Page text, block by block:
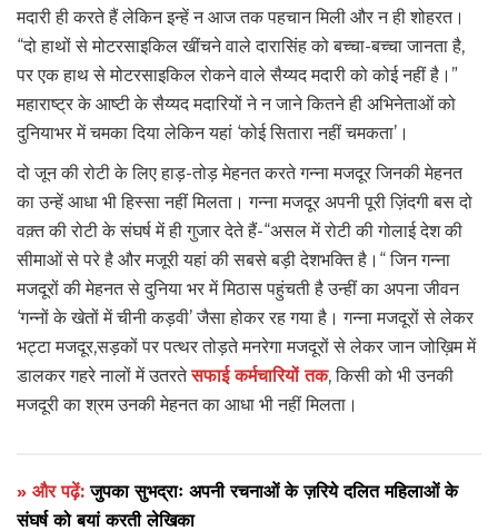
मदारी ही करते हैं लेकिन इन्हें न आज तक पहचान मिली और न ही शोहरत।
“दो हाथों से मोटरसाइकिल खींचने वाले दारासिंह को बच्चा-बच्चा जानता है,
पर एक हाथ से मोटरसाइकिल रोकने वाले सैय्यद मदारी को कोई नहीं है।”
महाराष्ट्र के आष्टी के सैय्यद मदारियों ने न जाने कितने ही अभिनेताओं को
दुनियाभर में चमका दिया लेकिन यहां ‘कोई सितारा नहीं चमकता’।
दो जून की रोटी के लिए हाड़-तोड़ मेहनत करते गन्ना मजदूर जिनकी मेहनत
का उन्हें आधा भी हिस्सा नहीं मिलता। गन्ना मजदूर अपनी पूरी ज़िंदगी बस दो
वक़्त की रोटी के संघर्ष में ही गुजार देते हैं-“असल में रोटी की गोलाई देश की
सीमाओं से परे है और मजूरी यहां की सबसे बड़ी देशभक्ति है।“ जिन गन्ना
मजदूरों की मेहनत से दुनिया भर में मिठास पहुंचती है उन्हीं का अपना जीवन
‘गन्नों के खेतों में चीनी कड़वी’ जैसा होकर रह गया है। गन्ना मजदूरों से लेकर
भट्टा मजदूर,सड़कों पर पत्थर तोड़ते मनरेगा मजदूरों से लेकर जान जोख़िम में
डालकर गहरे नालों में उतरतेसफाई कर्मचारियों तक, किसी को भी उनकी
मजदूरी का श्रम उनकी मेहनत का आधा भी नहीं मिलता।
» और पढ़ें:जुपका सुभद्राः अपनी रचनाओं के ज़रिये दलित महिलाओं के
संघर्ष को बयां करती लेखिका